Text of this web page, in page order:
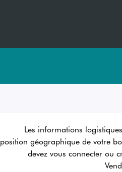
Les informations
position géographique de votre
devez vous connecter ou